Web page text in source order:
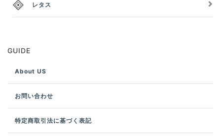
レタス
GUIDE
About US
お問い合わせ
特定商取引法に基づく表記